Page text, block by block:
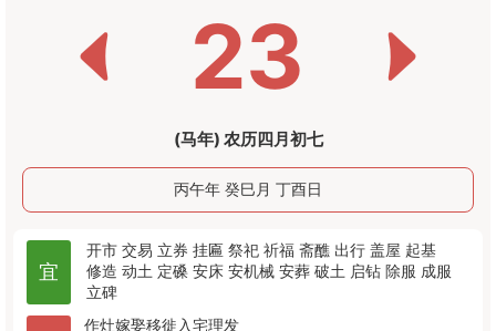
23
(马年) 农历四月初七
丙午年 癸巳月 丁酉日
宜
开市 交易 立券 挂匾 祭祀 祈福 斋醮 出行 盖屋 起基
修造 动土 定磉 安床 安机械 安葬 破土 启钻 除服 成服
立碑
作灶嫁娶移徙 入宅理发